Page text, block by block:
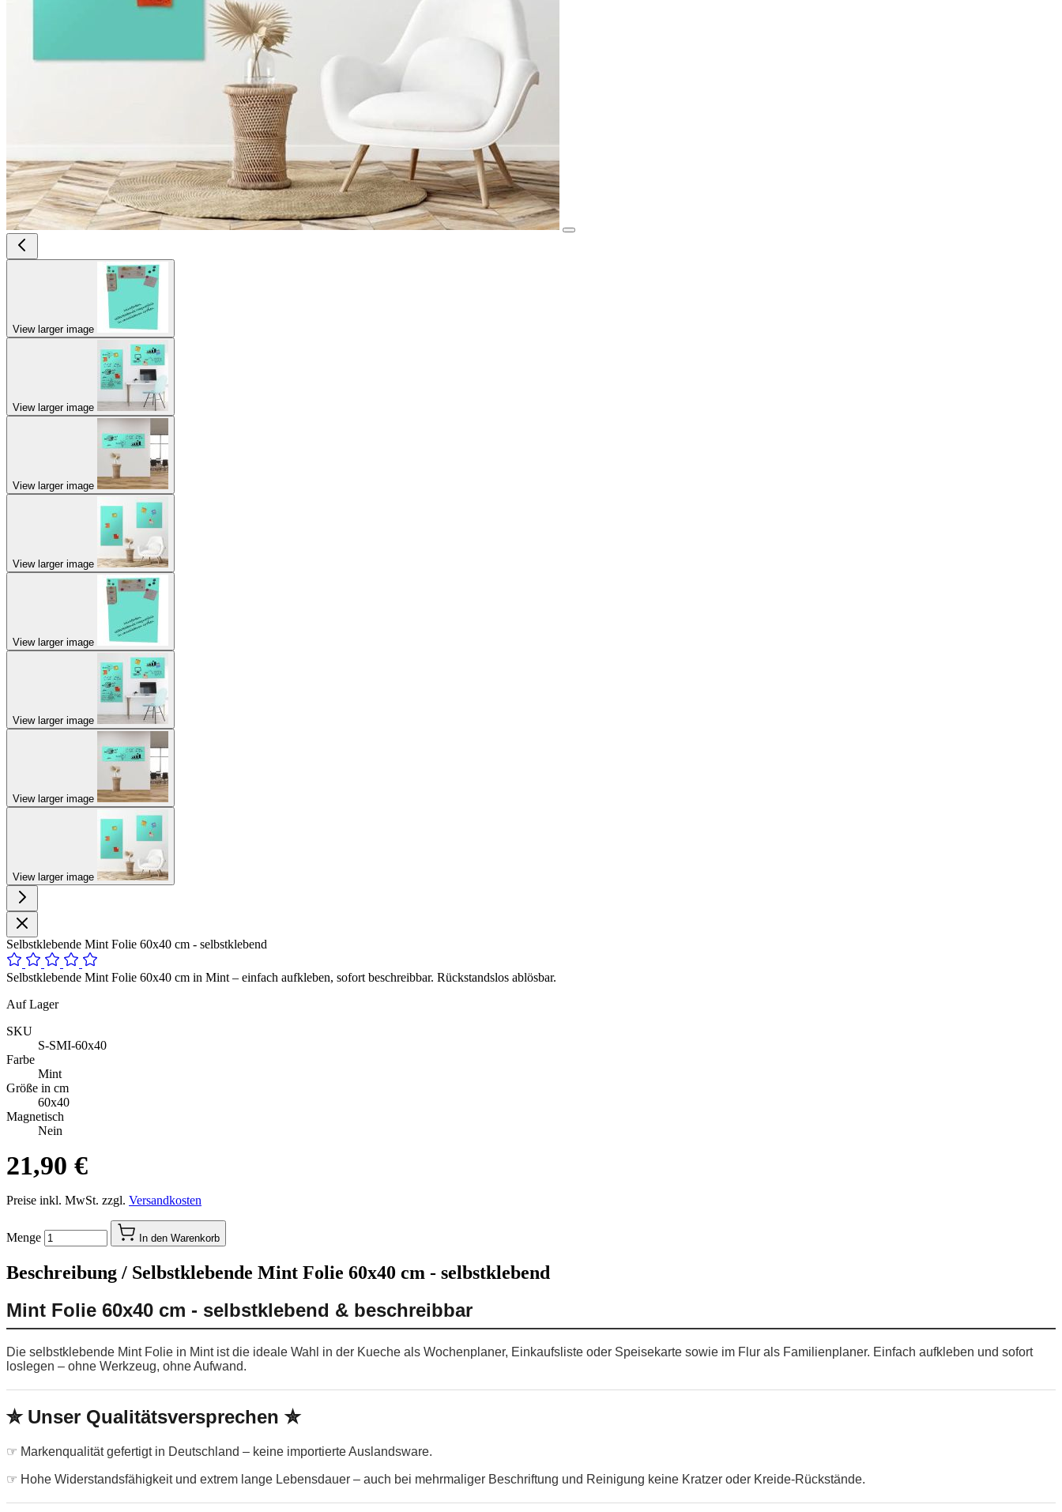
View larger image
View larger image
View larger image
View larger image
View larger image
View larger image
View larger image
View larger image
Selbstklebende Mint Folie 60x40 cm - selbstklebend
Selbstklebende Mint Folie 60x40 cm in Mint – einfach aufkleben, sofort beschreibbar. Rückstandslos ablösbar.
Auf Lager
SKU
S-SMI-60x40
Farbe
Mint
Größe in cm
60x40
Magnetisch
Nein
21,90 €
Preise inkl. MwSt. zzgl. Versandkosten
Menge In den Warenkorb
Beschreibung / Selbstklebende Mint Folie 60x40 cm - selbstklebend
Mint Folie 60x40 cm - selbstklebend & beschreibbar
Die selbstklebende Mint Folie in Mint ist die ideale Wahl in der Kueche als Wochenplaner, Einkaufsliste oder Speisekarte sowie im Flur als Familienplaner. Einfach aufkleben und sofort
loslegen – ohne Werkzeug, ohne Aufwand.
✮ Unser Qualitätsversprechen ✮
☞ Markenqualität gefertigt in Deutschland – keine importierte Auslandsware.
☞ Hohe Widerstandsfähigkeit und extrem lange Lebensdauer – auch bei mehrmaliger Beschriftung und Reinigung keine Kratzer oder Kreide-Rückstände.